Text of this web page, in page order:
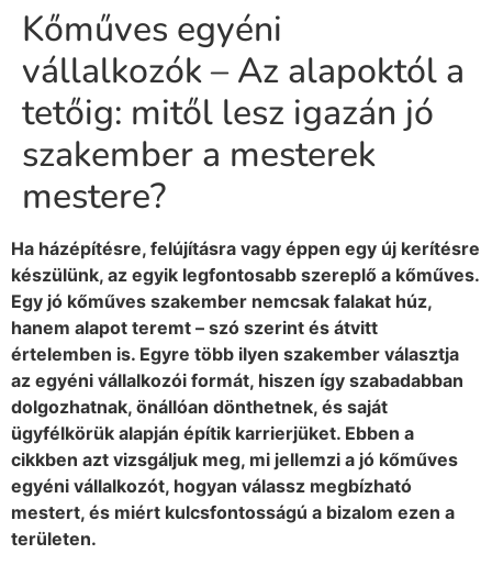
Kőműves egyéni
vállalkozók – Az alapoktól a
tetőig: mitől lesz igazán jó
szakember a mesterek
mestere?
Ha házépítésre, felújításra vagy éppen egy új kerítésre
készülünk, az egyik legfontosabb szereplő a kőműves.
Egy jó kőműves szakember nemcsak falakat húz,
hanem alapot teremt – szó szerint és átvitt
értelemben is. Egyre több ilyen szakember választja
az egyéni vállalkozói formát, hiszen így szabadabban
dolgozhatnak, önállóan dönthetnek, és saját
ügyfélkörük alapján építik karrierjüket. Ebben a
cikkben azt vizsgáljuk meg, mi jellemzi a jó kőműves
egyéni vállalkozót, hogyan válassz megbízható
mestert, és miért kulcsfontosságú a bizalom ezen a
területen.